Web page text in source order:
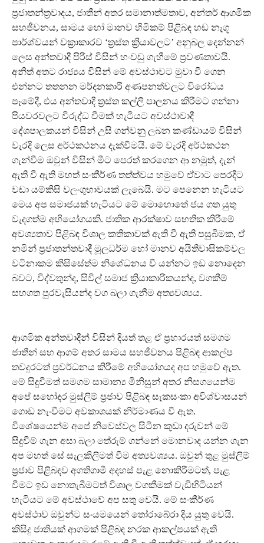
ප්‍රජාතන්ත්‍රවාදය, ජාතීන් අතර සමානාත්මතාව, අන්තර් ආගමික
සහජීවනය, සාමය හෝ මානව හිමිකම් පිළිබඳ හඬ නැගූ
පාර්ශ්වයන් වක්‍රාකාරව ‘ත්‍රස්ත ක්‍රියාවලට’ අනුබල දෙන්නන්
ලෙස අන්තවාදී පිරිස් විසින් හංවඩු ගැහීමේ ප්‍රවණතාවයි.
අනිත් අතට රාජ්‍යය විසින් මේ අවස්ථාවට මුවා වී ගෙන
එන්නට තතනන මර්දනකාරී අණපනත්වලට විරෝධය
පෑමේදී, එය අන්තවාදී ත්‍රස්ත කල්ලි පාලනය කිරීමට ගන්නා
පියවරවලට විරුද්ධ වීමක් හැටියට අවස්ථාවාදී
දේශපාලකයන් විසින් උසි ගන්වනු ලබන කණ්ඩායම් විසින්
වැරදි ලෙස අර්ථකථනය දැක්වීමයි. මේ වැරදි අර්ථකථන
ගැන්වීම ඔවුන් විසින් මීට පෙරත් කරගෙන ආ නමුත්, දැන්
ඇති වී ඇති මහත් සංකීර්ණ තත්ත්වය හමුවේ ඒවාට පෙරදීට
වඩා යම්කිසි වලංගුභාවයක් ලැබෙයි. මට පෙනෙන හැටියට
මෙය අප සමාජයක් හැටියට මේ මොහොතේ ජය ගත යුතු
වැදගත්ම අභියෝගයකි. ජාතික ආරක්ෂාව සහතික කිරීමේ
අවශ්‍යතාව පිළිබඳ විශාල කතිකාවක් ඇති වී ඇති පසුබිමක, ඒ
නමින් ප්‍රජාතන්තවාදී මූලධර්ම හෝ මානව අයිතිවාසිකම්වල
වටිනාකම කිසිසේත්ම නිශේධනය වී යන්නට ඉඩ නොදෙන
බවට, විද්වතුන්ද, සිවිල් සමාජ ක්‍රියාකාරිකයන්ද, වගකීම්
සහගත පුරවැසියන්ද වග බලා ගැනීම අත්‍යවශ්‍යය.
ආගමික අන්තවාදීන් විසින් දියත් තළ ඒ ප්‍රහාරයත් සමගම
ජාතීන් සහ ආගම් අතර සාමය සහජීවනය පිළිබඳ ආකල්ප
තවදුරටත් ප්‍රවර්ධනය කිරීමේ අභියෝගයද අප හමුවේ ඇත.
මේ සිදුවීමත් සමගම සාමාන්‍ය මිනිසුන් අතර නිසගයෙන්ම
අපේ සහෝදර මුස්ලිම් ප්‍රජාව පිළිබඳ සැකසංකා අවිශ්වාසයන්
ගොඩ නැංවීමට අවකාශයක් නිර්මාණය වී ඇත.
විශේෂයෙන්ම අපේ නිවෙස්වල සිටින කුඩා දරුවන් මේ
සිදුවීම් ගැන අසා බලා තේරුම් ගන්නේ මොනවාද යන්න ගැන
අප මහත් සේ සැලකිලිමත් වීම අත්‍යවශ්‍යය. ඔවුන් තුළ මුස්ලිම්
ප්‍රජාව පිළිබඳව අගතිගාමී අදහස් පැළ නොකිරීමටත්, පැළ
වීමට ඉඩ නොතැබීමටත් විශාල වගකීමක් වැඩිහිටියන්
හැටියට මේ අවස්ථාවේ අප සතු වෙයි. මේ සංකීර්ණ
අවස්ථාව ඔවුන්ට සංයමයෙන් තෝරාබේරා දිය යුතු වෙයි.
කිසිදු ජාතියක් ආගමක් පිළිබඳ නරක ආකල්පයක් ඇති